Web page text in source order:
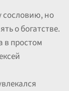
сословию, но
о богатстве.
в простом